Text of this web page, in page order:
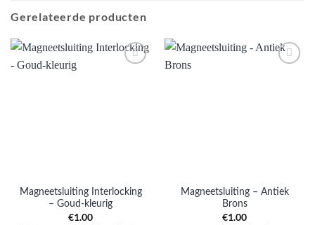
Gerelateerde producten
Magneetsluiting Interlocking
– Goud-kleurig
€1.00
Magneetsluiting – Antiek
Brons
€1.00